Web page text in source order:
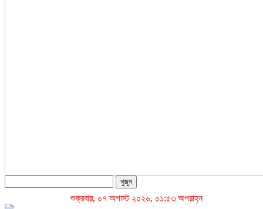
খুজুন
শুক্রবার, ০৭ অগাস্ট ২০২৬, ০১:৫৩ অপরাহ্ন